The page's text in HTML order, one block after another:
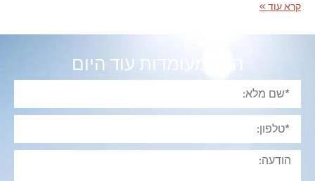
קרא עוד »
הגש מעומדות עוד היום